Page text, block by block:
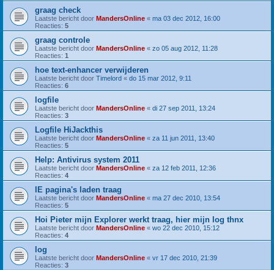
graag check
Laatste bericht door MandersOnline « ma 03 dec 2012, 16:00
Reacties: 5
graag controle
Laatste bericht door MandersOnline « zo 05 aug 2012, 11:28
Reacties: 1
hoe text-enhancer verwijderen
Laatste bericht door Timelord « do 15 mar 2012, 9:11
Reacties: 6
logfile
Laatste bericht door MandersOnline « di 27 sep 2011, 13:24
Reacties: 3
Logfile HiJackthis
Laatste bericht door MandersOnline « za 11 jun 2011, 13:40
Reacties: 5
Help: Antivirus system 2011
Laatste bericht door MandersOnline « za 12 feb 2011, 12:36
Reacties: 4
IE pagina's laden traag
Laatste bericht door MandersOnline « ma 27 dec 2010, 13:54
Reacties: 5
Hoi Pieter mijn Explorer werkt traag, hier mijn log thnx
Laatste bericht door MandersOnline « wo 22 dec 2010, 15:12
Reacties: 4
log
Laatste bericht door MandersOnline « vr 17 dec 2010, 21:39
Reacties: 3